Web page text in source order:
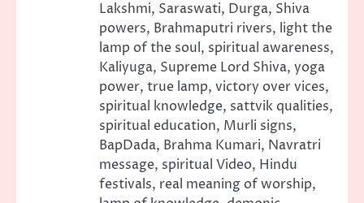
Lakshmi, Saraswati, Durga, Shiva
powers, Brahmaputri rivers, light the
lamp of the soul, spiritual awareness,
Kaliyuga, Supreme Lord Shiva, yoga
power, true lamp, victory over vices,
spiritual knowledge, sattvik qualities,
spiritual education, Murli signs,
BapDada, Brahma Kumari, Navratri
message, spiritual Video, Hindu
festivals, real meaning of worship,